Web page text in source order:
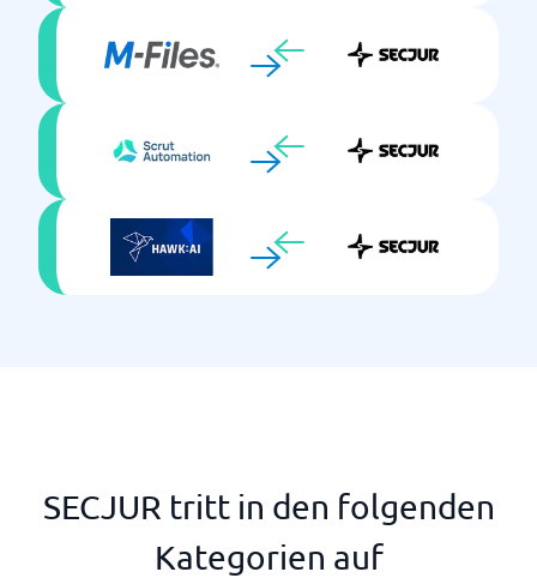
SECJUR tritt in den folgenden
Kategorien auf